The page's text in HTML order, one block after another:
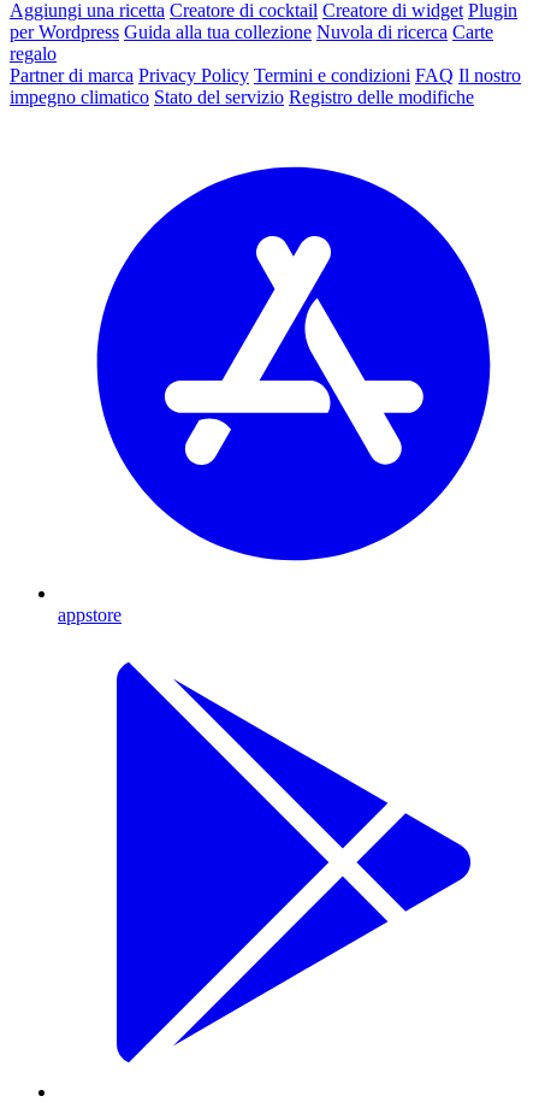
Aggiungi una ricetta Creatore di cocktail Creatore di widget Plugin
per Wordpress Guida alla tua collezione Nuvola di ricerca Carte
regalo
Partner di marca Privacy Policy Termini e condizioni FAQ Il nostro
impegno climatico Stato del servizio Registro delle modifiche
appstore